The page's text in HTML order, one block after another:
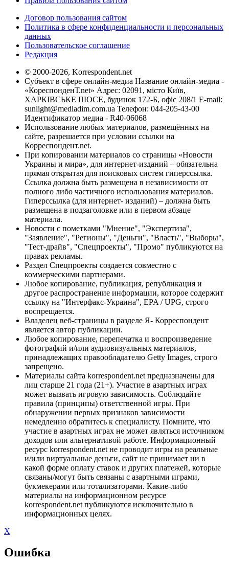
Договор пользования сайтом
Политика в сфере конфиденциальности и персональных
данных
Пользовательское соглашение
Редакция
© 2000-2026, Korrespondent.net
Субъект в сфере онлайн-медиа Название онлайн-медиа -
«КореспонденТ.net» Адрес: 02091, місто Київ,
ХАРКІВСЬКЕ ШОСЕ, будинок 172-Б, офіс 208/1 E-mail:
sunlight@mediadim.com.ua Телефон: 044-205-43-00
Идентификатор медиа - R40-06068
Использование любых материалов, размещённых на
сайте, разрешается при условии ссылки на
Корреспондент.net.
При копировании материалов со страницы «Новости
Украины и мира», для интернет-изданий – обязательна
прямая открытая для поисковых систем гиперссылка.
Ссылка должна быть размещена в независимости от
полного либо частичного использования материалов.
Гиперссылка (для интернет- изданий) – должна быть
размещена в подзаголовке или в первом абзаце
материала.
Новости с пометками "Мнение", "Экспертиза",
"Заявление", "Регионы", "Деньги", "Власть", "Выборы",
"Тест-драйв", "Спецпроекты", "Промо" публикуются на
правах рекламы.
Раздел Спецпроекты создается совместно с
коммерческими партнерами.
Любое копирование, публикация, републикация и
другое распространение информации, которое содержит
ссылку на "Интерфакс-Украина", EPA / UPG, строго
воспрещается.
Владелец веб-страницы в разделе Я- Корреспондент
является автор публикации.
Любое копирование, перепечатка и воспроизведение
фотографий и/или аудиовизуальных материалов,
принадлежащих правообладателю Getty Images, строго
запрещено.
Материалы сайта korrespondent.net предназначены для
лиц старше 21 года (21+). Участие в азартных играх
может вызвать игровую зависимость. Соблюдайте
правила (принципы) ответственной игры. При
обнаружении первых признаков зависимости
немедленно обратитесь к специалисту. Помните, что
участие в азартных играх не может являться источником
доходов или альтернативой работе. Информационный
ресурс korrespondent.net не проводит игры на реальные
и/или виртуальные деньги, сайт не принимает ни в
какой форме оплату ставок и других платежей, которые
связаны/могут быть связаны с азартными играми,
букмекерами или тотализаторами. Какие-либо
материалы на информационном ресурсе
korrespondent.net публикуются исключительно в
информационных целях.
X
Ошибка